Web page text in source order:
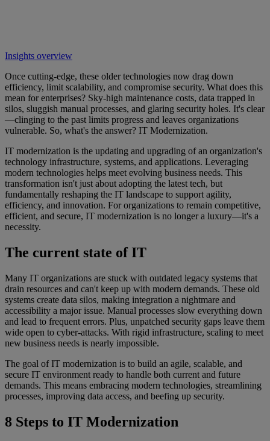
Insights overview
Once cutting-edge, these older technologies now drag down
efficiency, limit scalability, and compromise security. What does this
mean for enterprises? Sky-high maintenance costs, data trapped in
silos, sluggish manual processes, and glaring security holes. It's clear
—clinging to the past limits progress and leaves organizations
vulnerable. So, what's the answer? IT Modernization.
IT modernization is the updating and upgrading of an organization's
technology infrastructure, systems, and applications. Leveraging
modern technologies helps meet evolving business needs. This
transformation isn't just about adopting the latest tech, but
fundamentally reshaping the IT landscape to support agility,
efficiency, and innovation. For organizations to remain competitive,
efficient, and secure, IT modernization is no longer a luxury—it's a
necessity.
The current state of IT
Many IT organizations are stuck with outdated legacy systems that
drain resources and can't keep up with modern demands. These old
systems create data silos, making integration a nightmare and
accessibility a major issue. Manual processes slow everything down
and lead to frequent errors. Plus, unpatched security gaps leave them
wide open to cyber-attacks. With rigid infrastructure, scaling to meet
new business needs is nearly impossible.
The goal of IT modernization is to build an agile, scalable, and
secure IT environment ready to handle both current and future
demands. This means embracing modern technologies, streamlining
processes, improving data access, and beefing up security.
8 Steps to IT Modernization